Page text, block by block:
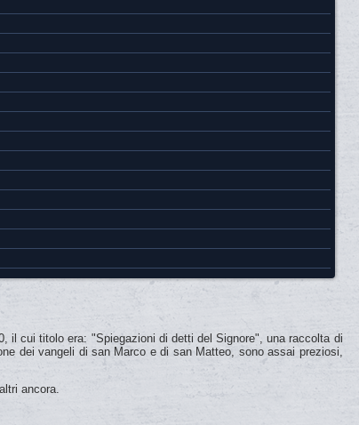
cui titolo era: "Spiegazioni di detti del Signore", una raccolta di
dei vangeli di san Marco e di san Matteo, sono assai preziosi,
ancora.